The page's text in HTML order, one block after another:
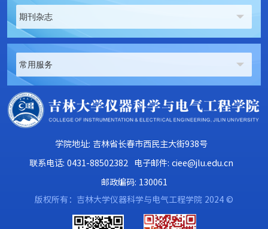
期刊杂志
常用服务
学院地址: 吉林省长春市西民主大街938号
联系电话: 0431-88502382 电子邮件: ciee@jlu.edu.cn
邮政编码: 130061
版权所有：吉林大学仪器科学与电气工程学院 2024 ©